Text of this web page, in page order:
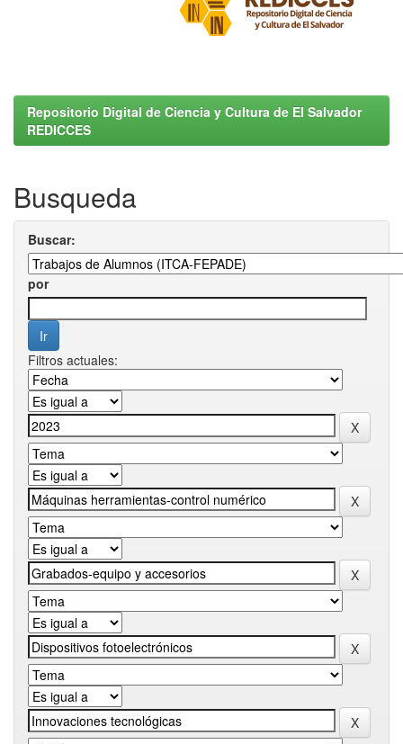
Repositorio Digital de Ciencia y Cultura de El Salvador
REDICCES
Busqueda
Buscar:
por
Filtros actuales: